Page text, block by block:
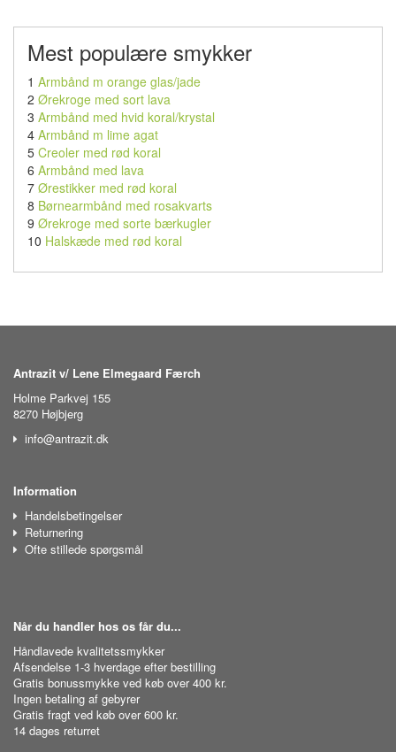
Mest populære smykker
1 Armbånd m orange glas/jade
2 Ørekroge med sort lava
3 Armbånd med hvid koral/krystal
4 Armbånd m lime agat
5 Creoler med rød koral
6 Armbånd med lava
7 Ørestikker med rød koral
8 Børnearmbånd med rosakvarts
9 Ørekroge med sorte bærkugler
10 Halskæde med rød koral
Antrazit v/ Lene Elmegaard Færch
Holme Parkvej 155
8270 Højbjerg
info@antrazit.dk
Information
Handelsbetingelser
Returnering
Ofte stillede spørgsmål
Når du handler hos os får du...
Håndlavede kvalitetssmykker
Afsendelse 1-3 hverdage efter bestilling
Gratis bonussmykke ved køb over 400 kr.
Ingen betaling af gebyrer
Gratis fragt ved køb over 600 kr.
14 dages returret